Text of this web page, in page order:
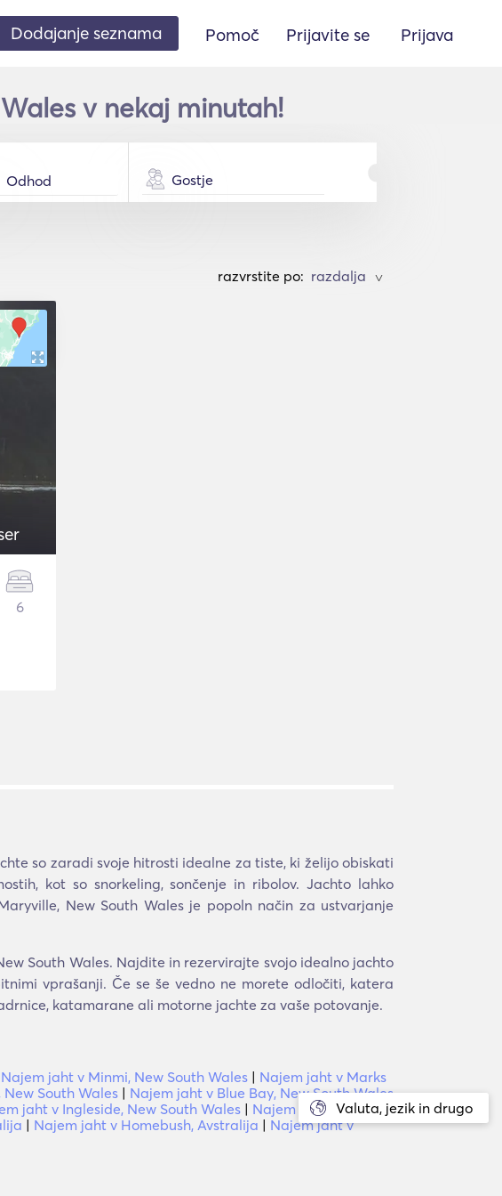
Dodajanje seznama Pomoč Prijavite se Prijava
v nekaj minutah!
Gostje
razvrstite po: >
6
Valuta, jezik in drugo
so zaradi svoje hitrosti idealne za tiste, ki želijo obiskati
kot so snorkeling, sončenje in ribolov. Jachto lahko
New South Wales je popoln način za ustvarjanje
South Wales. Najdite in rezervirajte svojo idealno jachto
vprašanji. Če se še vedno ne morete odločiti, katera
katamarane ali motorne jachte za vaše potovanje.
Najem jaht v Minmi, New South Wales | Najem jaht v Marks
South Wales | Najem jaht v Blue Bay, New South Wales
jaht v Ingleside, New South Wales | Najem jaht v Berrilee,
| Najem jaht v Homebush, Avstralija | Najem jaht v